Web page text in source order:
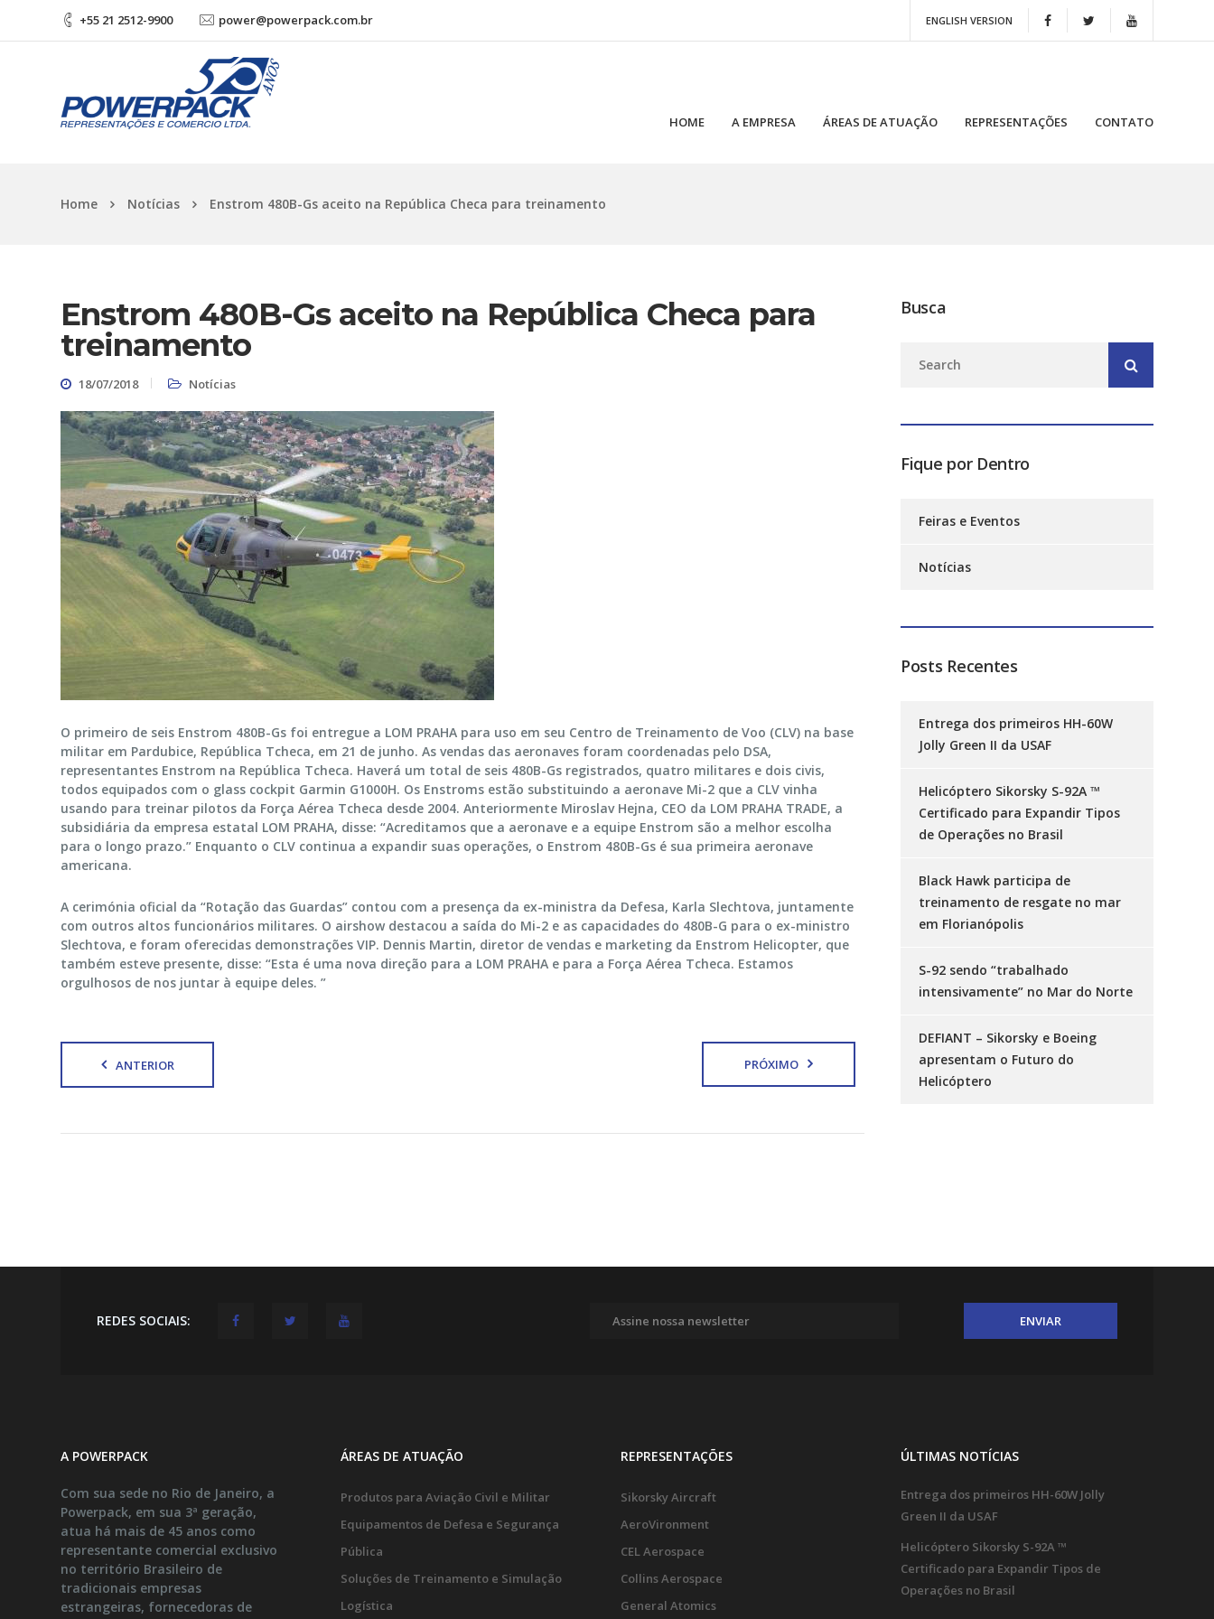
+55 21 2512-9900 power@powerpack.com.br ENGLISH VERSION
HOME A EMPRESA ÁREAS DE ATUAÇÃO REPRESENTAÇÕES CONTATO
Home Notícias Enstrom 480B-Gs aceito na República Checa para treinamento
Enstrom 480B-Gs aceito na República Checa para
treinamento
18/07/2018 Notícias
O primeiro de seis Enstrom 480B-Gs foi entregue a LOM PRAHA para uso em seu Centro de Treinamento de Voo (CLV) na base
militar em Pardubice, República Tcheca, em 21 de junho. As vendas das aeronaves foram coordenadas pelo DSA,
representantes Enstrom na República Tcheca. Haverá um total de seis 480B-Gs registrados, quatro militares e dois civis,
todos equipados com o glass cockpit Garmin G1000H. Os Enstroms estão substituindo a aeronave Mi-2 que a CLV vinha
usando para treinar pilotos da Força Aérea Tcheca desde 2004. Anteriormente Miroslav Hejna, CEO da LOM PRAHA TRADE, a
subsidiária da empresa estatal LOM PRAHA, disse: “Acreditamos que a aeronave e a equipe Enstrom são a melhor escolha
para o longo prazo.” Enquanto o CLV continua a expandir suas operações, o Enstrom 480B-Gs é sua primeira aeronave
americana.
A cerimónia oficial da “Rotação das Guardas” contou com a presença da ex-ministra da Defesa, Karla Slechtova, juntamente
com outros altos funcionários militares. O airshow destacou a saída do Mi-2 e as capacidades do 480B-G para o ex-ministro
Slechtova, e foram oferecidas demonstrações VIP. Dennis Martin, diretor de vendas e marketing da Enstrom Helicopter, que
também esteve presente, disse: “Esta é uma nova direção para a LOM PRAHA e para a Força Aérea Tcheca. Estamos
orgulhosos de nos juntar à equipe deles. ”
ANTERIOR PRÓXIMO
Busca
Fique por Dentro
Feiras e Eventos
Notícias
Posts Recentes
Entrega dos primeiros HH-60W
Jolly Green II da USAF
Helicóptero Sikorsky S-92A ™
Certificado para Expandir Tipos
de Operações no Brasil
Black Hawk participa de
treinamento de resgate no mar
em Florianópolis
S-92 sendo “trabalhado
intensivamente” no Mar do Norte
DEFIANT – Sikorsky e Boeing
apresentam o Futuro do
Helicóptero
REDES SOCIAIS:
A POWERPACK
Com sua sede no Rio de Janeiro, a
Powerpack, em sua 3ª geração,
atua há mais de 45 anos como
representante comercial exclusivo
no território Brasileiro de
tradicionais empresas
estrangeiras, fornecedoras de
ÁREAS DE ATUAÇÃO
Produtos para Aviação Civil e Militar
Equipamentos de Defesa e Segurança
Pública
Soluções de Treinamento e Simulação
Logística
REPRESENTAÇÕES
Sikorsky Aircraft
AeroVironment
CEL Aerospace
Collins Aerospace
General Atomics
ÚLTIMAS NOTÍCIAS
Entrega dos primeiros HH-60W Jolly
Green II da USAF
Helicóptero Sikorsky S-92A ™
Certificado para Expandir Tipos de
Operações no Brasil